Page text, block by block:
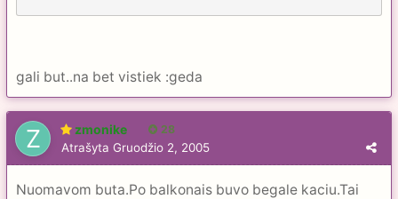
gali but..na bet vistiek :geda
zmonike 28
Atrašyta Gruodžio 2, 2005
Nuomavom buta.Po balkonais buvo begale kaciu.Tai